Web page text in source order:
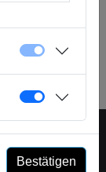
Bestätigen